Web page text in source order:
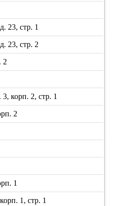
23, стр. 1
23, стр. 2
2
корп. 2, стр. 1
2
1
1, стр. 1